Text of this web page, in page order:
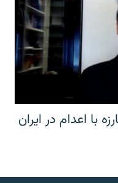
با اعدام در ایران